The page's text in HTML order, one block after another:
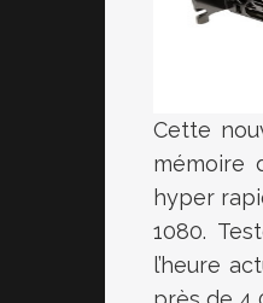
Cette
mémoire
hyper
1080.
l’heure